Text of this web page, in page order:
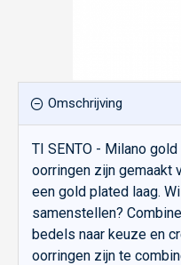
Omschrijving
TI SENTO - Milano
oorringen zijn gemaakt
een gold plated laag.
samenstellen?
bedels naar keuze en
oorringen zijn te